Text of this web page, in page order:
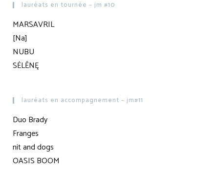
lauréats en tournée – jm #10
MARSAVRIL
[Na]
NUBU
SĖLĒNĘ
lauréats en accompagnement – jm#11
Duo Brady
Franges
nit and dogs
OASIS BOOM